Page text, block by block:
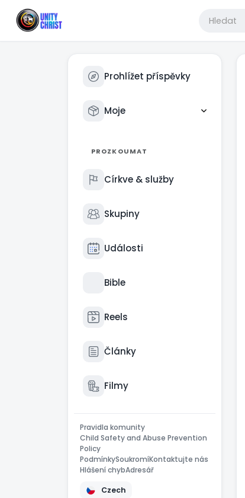
Prohlížet příspěvky
Moje
PROZKOUMAT
Církve & služby
Skupiny
Události
Bible
Reels
Články
Filmy
Pravidla komunity
Child Safety and Abuse Prevention
Policy
PodmínkySoukromíKontaktujte nás
Hlášení chybAdresář
Czech